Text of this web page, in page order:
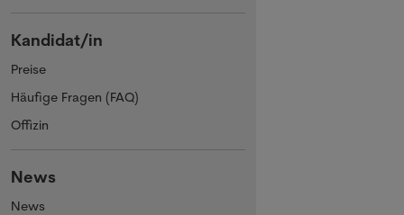
Kandidat/in
Preise
Häufige Fragen (FAQ)
Offizin
News
News